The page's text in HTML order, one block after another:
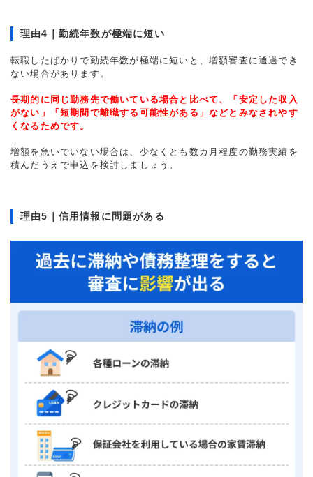
理由4｜勤続年数が極端に短い
転職したばかりで勤続年数が極端に短いと、増額審査に通過でき
ない場合があります。
長期的に同じ勤務先で働いている場合と比べて、「安定した収入
がない」「短期間で離職する可能性がある」などとみなされやす
くなるためです。
増額を急いでいない場合は、少なくとも数カ月程度の勤務実績を
積んだうえで申込を検討しましょう。
理由5｜信用情報に問題がある